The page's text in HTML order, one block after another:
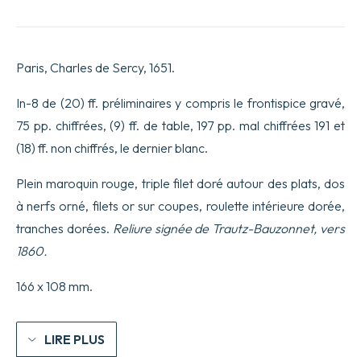
Rabelais,
en
Médecine,
escrites
pendant
son
d’Italie.
Paris, Charles de Sercy, 1651.
In-8 de (20) ff. préliminaires y compris le frontispice gravé,
75 pp. chiffrées, (9) ff. de table, 197 pp. mal chiffrées 191 et
(18) ff. non chiffrés, le dernier blanc.
Plein maroquin rouge, triple filet doré autour des plats, dos
à nerfs orné, filets or sur coupes, roulette intérieure dorée,
tranches dorées. Reliure signée de Trautz-Bauzonnet, vers
1860.
166 x 108 mm.
LIRE PLUS